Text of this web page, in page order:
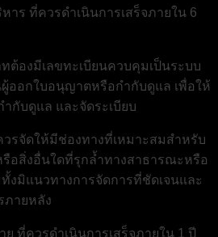
าร ที่ควรดำเนินการเสร็จภายใน 6
ต้องมีเลขทะเบียนควบคุมเป็นระบบ
ผู้ออกใบอนุญาตหรือกำกับดูแล เพื่อให้
กับดูแล และจัดระเบียบ
วรจัดให้มีช่องทางที่เหมาะสมสำหรับ
อสิ่งอื่นใดที่รุกล้ำทางสาธารณะหรือ
งมิแนวทางการจัดการที่ชัดเจนและ
ภายหลัง
ที่ควรดำเนินการเสร็จภายใน 1 ปี